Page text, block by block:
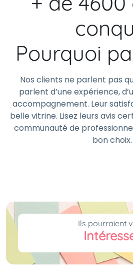
Pourquoi
Nos clients ne parlent pas
parlent d’une expérience,
accompagnement. Leur
belle vitrine. Lisez leurs avis
communauté de
bon choix.
Ils pourraient